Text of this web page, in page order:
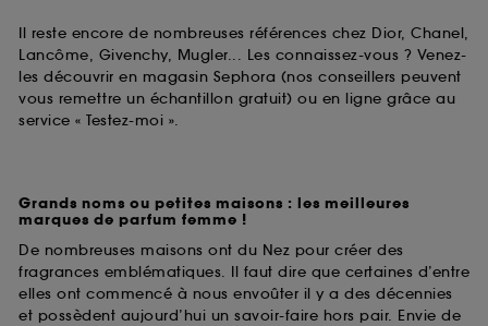
Il reste encore de nombreuses références chez Dior, Chanel,
Lancôme, Givenchy, Mugler... Les connaissez-vous ? Venez-
les découvrir en magasin Sephora (nos conseillers peuvent
vous remettre un échantillon gratuit) ou en ligne grâce au
service « Testez-moi ».
Grands noms ou petites maisons : les meilleures
marques de parfum femme !
De nombreuses maisons ont du Nez pour créer des
fragrances emblématiques. Il faut dire que certaines d’entre
elles ont commencé à nous envoûter il y a des décennies
et possèdent aujourd’hui un savoir-faire hors pair. Envie de